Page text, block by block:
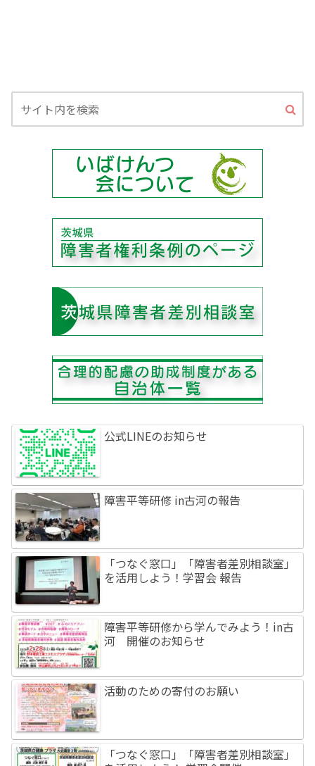
公式LINEのお知らせ
障害平等研修 in古河の報告
「つなぐ窓口」「障害者差別相談室」
を活用しよう！学習会 報告
障害平等研修から学んでみよう！in古
河 開催のお知らせ
活動のための寄付のお願い
「つなぐ窓口」「障害者差別相談室」